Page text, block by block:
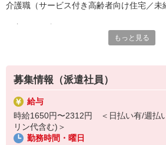
介護職（サービス付き高齢者向け住宅／未
・お話し相手やレクリエーションのサポート
など
接客や販売経験を活かしたい方にぴったり◎
効率重視の働き方ではなく、人と向き合う
バタバタしない環境で、一人ひとりにしっ
ます♪
もっと見る
募集情報（派遣社員）
給与
時給1650円〜2312円 ＜日払い有/週払
リン代含む)＞
勤務時間・曜日